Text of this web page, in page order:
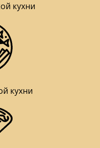
кухни
кухни